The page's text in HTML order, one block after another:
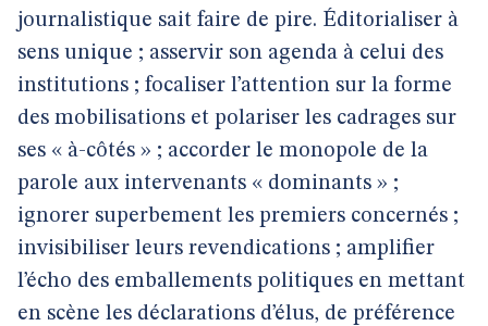
journalistique sait faire de pire. Éditorialiser à
sens unique ; asservir son agenda à celui des
institutions ; focaliser l’attention sur la forme
des mobilisations et polariser les cadrages sur
ses « à-côtés » ; accorder le monopole de la
parole aux intervenants « dominants » ;
ignorer superbement les premiers concernés ;
invisibiliser leurs revendications ; amplifier
l’écho des emballements politiques en mettant
en scène les déclarations d’élus, de préférence